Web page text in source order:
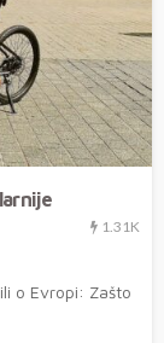
1.31K
o Evropi: Zašto